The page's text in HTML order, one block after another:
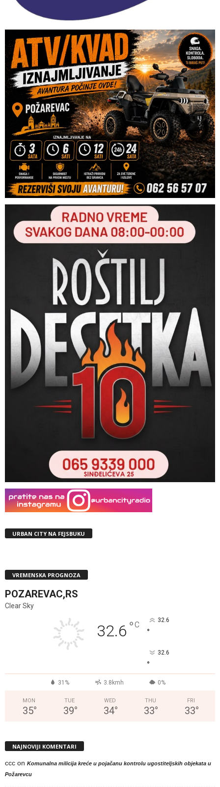
URBAN CITY NA FEJSBUKU
VREMENSKA PROGNOZA
POZAREVAC,RS
Clear Sky
32.6 °C 32.6
°
32.6
°
31% 3.8kmh 0%
MON
35°
TUE
39°
WED
34°
THU
33°
FRI
33°
NAJNOVIJI KOMENTARI
ccc on Komunalna milicija kreće u pojačanu kontrolu ugostiteljskih objekata u
Požarevcu